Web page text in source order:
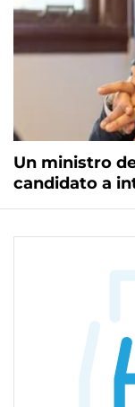
Un ministro
candidato a